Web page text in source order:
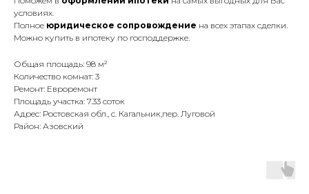
условиях.
Полное юридическое сопровождение на всех этапах сделки.
Можно купить в ипотеку по господдержке.
Общая площадь: 98 м²
Количество комнат: 3
Ремонт: Евроремонт
Площадь участка: 7.33 соток
Адрес: Ростовская обл., с. Кагальник,пер. Луговой
Район: Азовский